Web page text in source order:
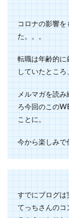
コロナの影響を
た。。。
転職は年齢的に
していたところ
メルマガを読み
ろ今回のこの
ことに。
今から楽しみで
すでにブログは
てっちさんのコ